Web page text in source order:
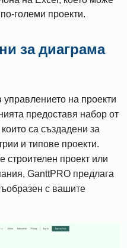
големи проекти.
за диаграма
на проекти
предоставя набор от
са създадени за
и типове проекти.
строителен проект или
GanttPRO предлага
с вашите